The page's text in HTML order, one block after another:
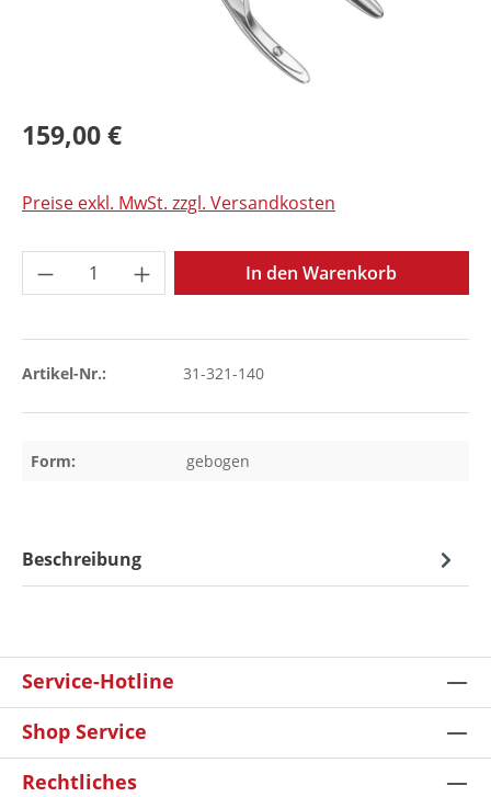
159,00 €
Preise exkl. MwSt. zzgl. Versandkosten
Produkt Anzahl: Gib den gewünschten
In den Warenkorb
Artikel-Nr.: 31-321-140
Form: gebogen
Beschreibung
Service-Hotline
Shop Service
Rechtliches